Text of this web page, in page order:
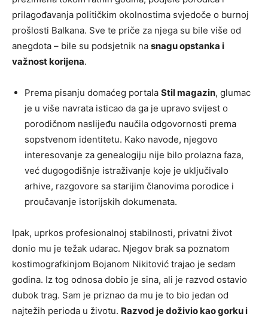
prilagođavanja političkim okolnostima svjedoče o burnoj
prošlosti Balkana. Sve te priče za njega su bile više od
anegdota – bile su podsjetnik na snagu opstanka i
važnost korijena.
Prema pisanju domaćeg portala Stil magazin, glumac
je u više navrata isticao da ga je upravo svijest o
porodičnom naslijeđu naučila odgovornosti prema
sopstvenom identitetu. Kako navode, njegovo
interesovanje za genealogiju nije bilo prolazna faza,
već dugogodišnje istraživanje koje je uključivalo
arhive, razgovore sa starijim članovima porodice i
proučavanje istorijskih dokumenata.
Ipak, uprkos profesionalnoj stabilnosti, privatni život
donio mu je težak udarac. Njegov brak sa poznatom
kostimografkinjom Bojanom Nikitović trajao je sedam
godina. Iz tog odnosa dobio je sina, ali je razvod ostavio
dubok trag. Sam je priznao da mu je to bio jedan od
najtežih perioda u životu. Razvod je doživio kao gorku i